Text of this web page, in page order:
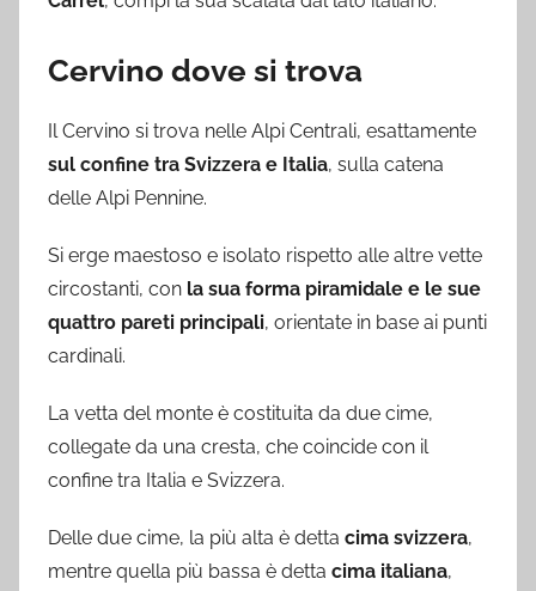
Cervino dove si trova
Il Cervino si trova nelle Alpi Centrali, esattamente
sul confine tra Svizzera e Italia, sulla catena
delle Alpi Pennine.
Si erge maestoso e isolato rispetto alle altre vette
circostanti, con la sua forma piramidale e le sue
quattro pareti principali, orientate in base ai punti
cardinali.
La vetta del monte è costituita da due cime,
collegate da una cresta, che coincide con il
confine tra Italia e Svizzera.
Delle due cime, la più alta è detta cima svizzera,
mentre quella più bassa è detta cima italiana,